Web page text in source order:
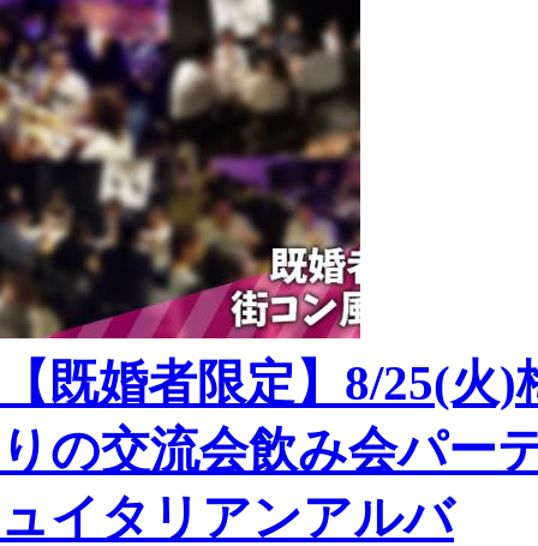
【既婚者限定】8/25(
りの交流会飲み会パー
ュイタリアンアルバ